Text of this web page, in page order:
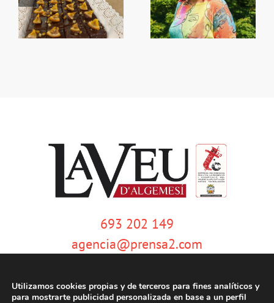
Begoña García Bernal
va visitar Algemesí
Primera Setmana de la
Taronja
693 202 149
agencia@prensa2.com
Utilizamos cookies propias y de terceros para fines analíticos y
para mostrarte publicidad personalizada en base a un perfil